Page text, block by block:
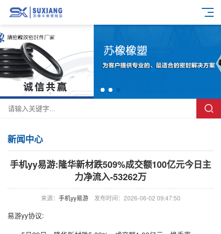
新闻中心
手机yy易游:隆华新材跌509%成交额100亿元今日主
力净流入-53262万
来源： 手机yy易游发布时间：2026-06-02 09:47:50
易游yy协议: